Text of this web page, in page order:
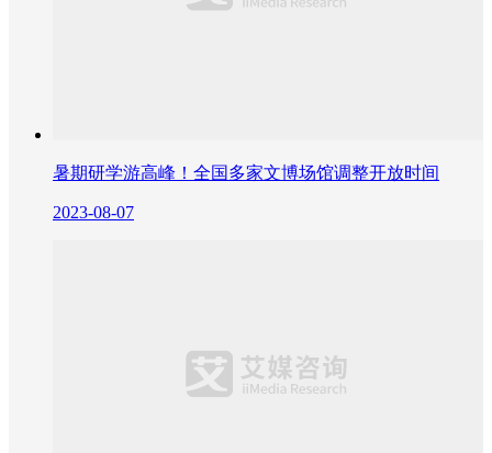
暑期研学游高峰！全国多家文博场馆调整开放时间
2023-08-07